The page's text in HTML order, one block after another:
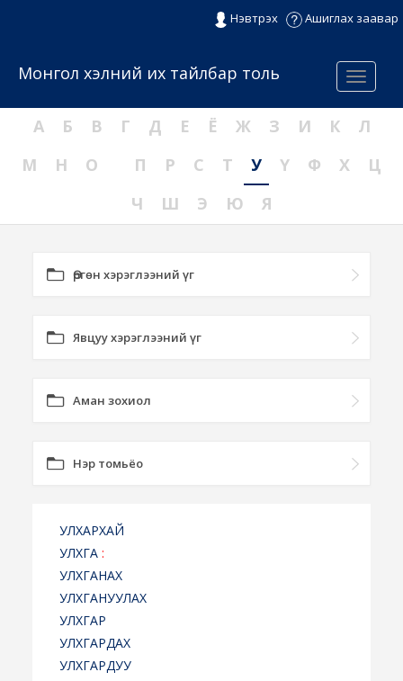
Нэвтрэх Ашиглах заавар
Menu
Монгол хэлний их тайлбар толь
А Б В Г Д Е Ё Ж З И К
Л
М
Н О П Р С Т У Ү Ф Х
Ц
Ч
Ш Э Ю Я
Өргөн хэрэглээний үг
Явцуу хэрэглээний үг
Аман зохиол
Нэр томьёо
УЛХАРХАЙ
УЛХГА :
УЛХГАНАХ
УЛХГАНУУЛАХ
УЛХГАР
УЛХГАРДАХ
УЛХГАРДУУ